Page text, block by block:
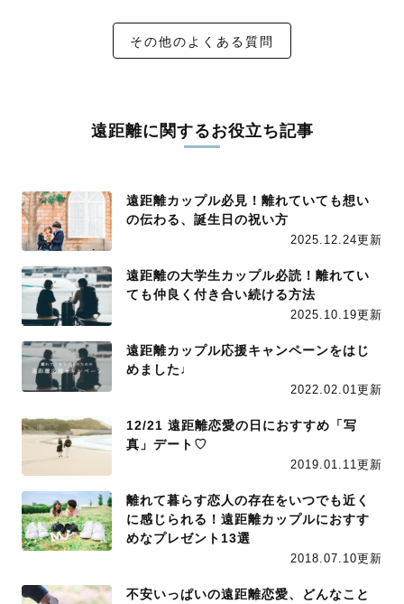
その他のよくある質問
遠距離に関するお役立ち記事
遠距離カップル必見！離れていても想い
の伝わる、誕生日の祝い方
2025.12.24更新
遠距離の大学生カップル必読！離れてい
ても仲良く付き合い続ける方法
2025.10.19更新
遠距離カップル応援キャンペーンをはじ
めました♩
2022.02.01更新
12/21 遠距離恋愛の日におすすめ「写
真」デート♡
2019.01.11更新
離れて暮らす恋人の存在をいつでも近く
に感じられる！遠距離カップルにおすす
めなプレゼント13選
2018.07.10更新
不安いっぱいの遠距離恋愛、どんなこと